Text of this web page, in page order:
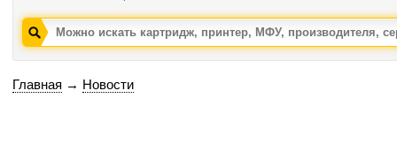
Главная → Новости